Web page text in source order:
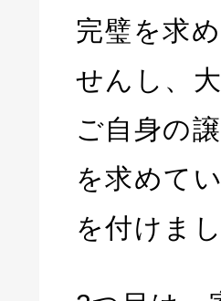
完璧を求
せんし、
ご自身の
を求めて
を付けま